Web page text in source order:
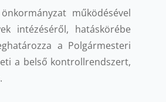
működésével
intézéséről, hatáskörébe
a Polgármesteri
a belső kontrollrendszert,